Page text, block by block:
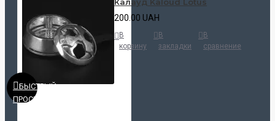
БЫСТРЫЙ
ПРОСМОТР
200.00 UAH
В
корзину
В
закладки
В
сравнение